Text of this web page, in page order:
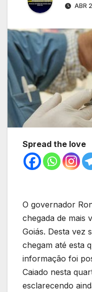
ABR
Spread the love
O governador
chegada de mais
Goiás. Desta vez
chegam até esta
informação foi
Caiado nesta
esclarecendo